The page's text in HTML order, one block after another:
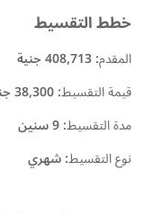
خطط التقسيط
المقدم:408,713 جنية
قيمة التقسيط:38,300 جنية
مدة التقسيط:9 سنين
نوع التقسيط:شهري